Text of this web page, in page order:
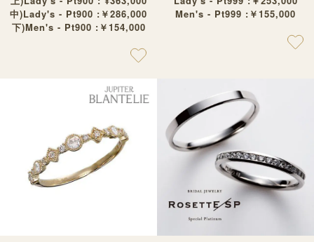
中)Lady's - Pt900 :￥286,000
下)Men's - Pt900 :￥154,000
Men's - Pt999 :￥155,000